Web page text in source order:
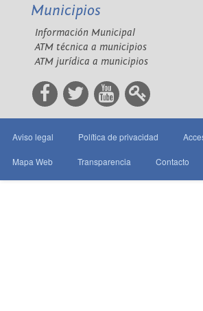
Municipios
Información Municipal
ATM técnica a municipios
ATM jurídica a municipios
Aviso legal Política de privacidad
Mapa Web Transparencia Contacto